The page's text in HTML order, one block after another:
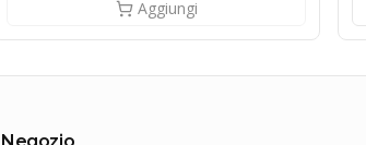
Aggiungi